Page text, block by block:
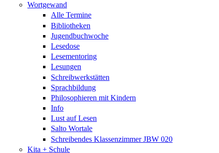
Wortgewand
Alle Termine
Bibliotheken
Jugendbuchwoche
Lesedose
Lesementoring
Lesungen
Schreibwerkstätten
Sprachbildung
Philosophieren mit Kindern
Info
Lust auf Lesen
Salto Wortale
Schreibendes Klassenzimmer JBW 020
Kita + Schule